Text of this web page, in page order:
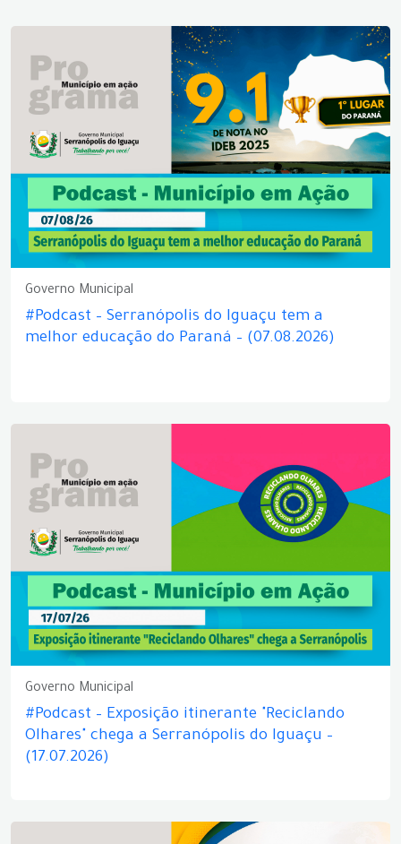
Governo Municipal
#Podcast – Serranópolis do Iguaçu tem a
melhor educação do Paraná – (07.08.2026)
Governo Municipal
#Podcast – Exposição itinerante "Reciclando
Olhares" chega a Serranópolis do Iguaçu –
(17.07.2026)